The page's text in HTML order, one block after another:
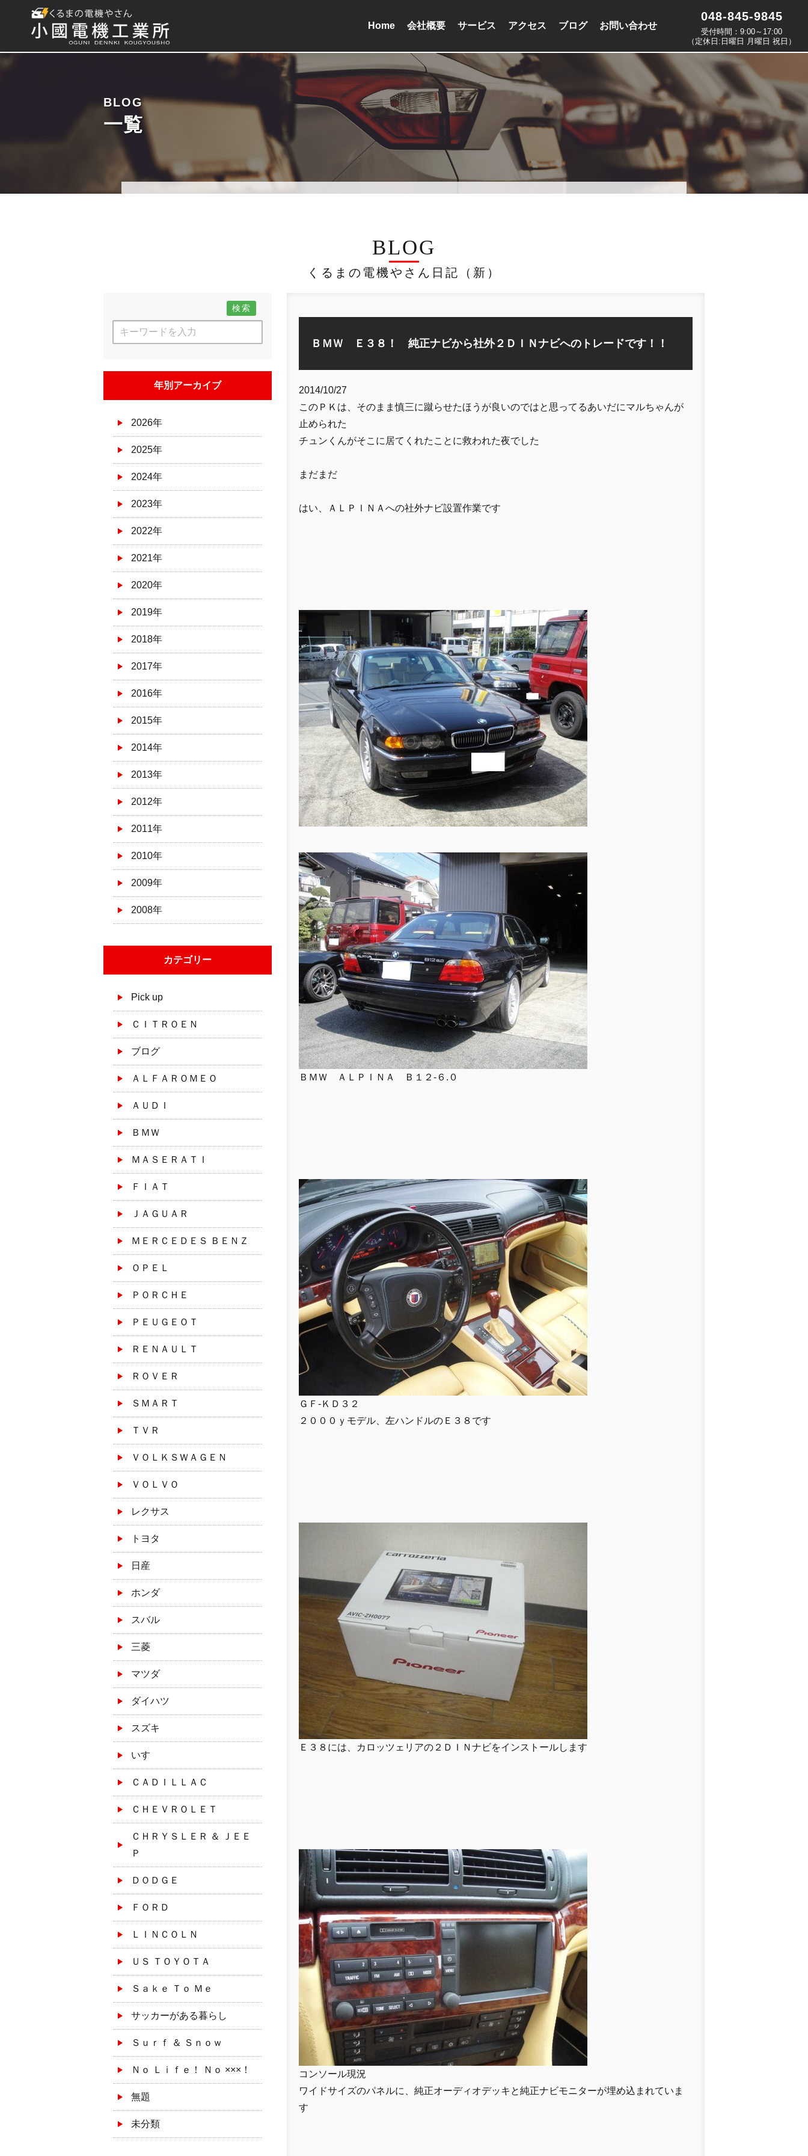
Home 会社概要 サービス アクセス ブログ お問い合わせ
048-845-9845
受付時間：9:00～17:00
（定休日:日曜日 月曜日 祝日）
BLOG
一覧
BLOG
くるまの電機やさん日記（新）
検索
年別アーカイブ
2026年
2025年
2024年
2023年
2022年
2021年
2020年
2019年
2018年
2017年
2016年
2015年
2014年
2013年
2012年
2011年
2010年
2009年
2008年
カテゴリー
Pick up
ＣＩＴＲＯＥＮ
ブログ
ＡＬＦＡＲＯＭＥＯ
ＡＵＤＩ
ＢＭＷ
ＭＡＳＥＲＡＴＩ
ＦＩＡＴ
ＪＡＧＵＡＲ
ＭＥＲＣＥＤＥＳ ＢＥＮＺ
ＯＰＥＬ
ＰＯＲＣＨＥ
ＰＥＵＧＥＯＴ
ＲＥＮＡＵＬＴ
ＲＯＶＥＲ
ＳＭＡＲＴ
ＴＶＲ
ＶＯＬＫＳＷＡＧＥＮ
ＶＯＬＶＯ
レクサス
トヨタ
日産
ホンダ
スバル
三菱
マツダ
ダイハツ
スズキ
いすゞ
ＣＡＤＩＬＬＡＣ
ＣＨＥＶＲＯＬＥＴ
ＣＨＲＹＳＬＥＲ ＆ ＪＥＥ
Ｐ
ＤＯＤＧＥ
ＦＯＲＤ
ＬＩＮＣＯＬＮ
ＵＳ ＴＯＹＯＴＡ
Ｓａｋｅ Ｔｏ Ｍｅ
サッカーがある暮らし
Ｓｕｒｆ ＆ Ｓｎｏｗ
Ｎｏ Ｌｉｆｅ！ Ｎｏ ×××！
無題
未分類
ＢＭＷ Ｅ３８！ 純正ナビから社外２ＤＩＮナビへのトレードです！！
2014/10/27
このＰＫは、そのまま慎三に蹴らせたほうが良いのではと思ってるあいだにマルちゃんが
止められた
チュンくんがそこに居てくれたことに救われた夜でした
まだまだ
はい、ＡＬＰＩＮＡへの社外ナビ設置作業です
ＢＭＷ ＡＬＰＩＮＡ Ｂ１２-６.０
ＧＦ-ＫＤ３２
２０００ｙモデル、左ハンドルのＥ３８です
Ｅ３８には、カロッツェリアの２ＤＩＮナビをインストールします
コンソール現況
ワイドサイズのパネルに、純正オーディオデッキと純正ナビモニターが埋め込まれていま
す